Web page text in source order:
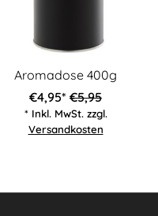
Aromadose 400g
€4,95* €5,95
* Inkl. MwSt. zzgl.
Versandkosten